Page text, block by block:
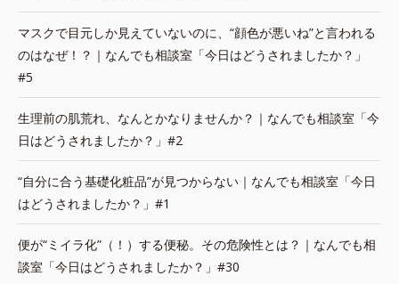
マスクで目元しか見えていないのに、“顔色が悪いね”と言われる
のはなぜ！？｜なんでも相談室「今日はどうされましたか？」
#5
生理前の肌荒れ、なんとかなりませんか？｜なんでも相談室「今
日はどうされましたか？」#2
“自分に合う基礎化粧品”が見つからない｜なんでも相談室「今日
はどうされましたか？」#1
便が“ミイラ化”（！）する便秘。その危険性とは？｜なんでも相
談室「今日はどうされましたか？」#30